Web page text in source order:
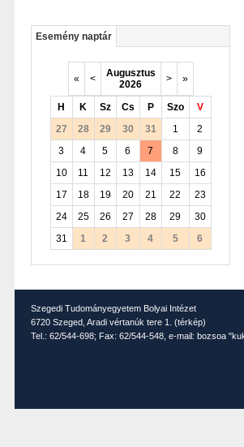
Esemény naptár
« <
Augusztus
2026
> »
H K Sz Cs P Szo
V
27
28 29 30 31 1
2
3
4 5 6 7 8
9
10
11 12 13 14 15
16
17
18 19 20 21 22
23
24
25 26 27 28 29
30
31
1 2 3 4 5 6
Szegedi Tudományegyetem Bolyai Intézet
6720 Szeged, Aradi vértanúk tere 1. (térkép)
Tel.: 62/544-698; Fax: 62/544-548, e-mail: bozsoa